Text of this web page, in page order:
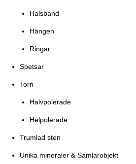
Halsband
Hängen
Ringar
Spetsar
Torn
Halvpolerade
Helpolerade
Trumlad sten
Unika mineraler & Samlarobjekt